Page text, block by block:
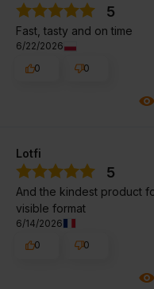
5
Fast, tasty and on time
6/22/2026
0
0
Lotfi
5
And the kindest product
visible format
6/14/2026
0
0